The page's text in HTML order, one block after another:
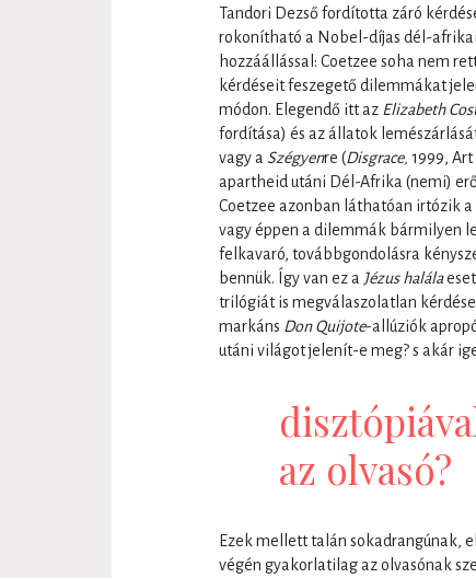
Tandori Dezső fordította záró
rokonítható a Nobel-díjas dél-
hozzáállással: Coetzee soha nem
kérdéseit feszegető dilemmákat
módon. Elegendő itt az Elizabeth
fordítása) és az állatok
vagy a Szégyenre (Disgrace, 1999,
apartheid utáni Dél-Afrika (nemi)
Coetzee azonban láthatóan irtózik
vagy éppen a dilemmák bármilyen
felkavaró, továbbgondolásra
bennük. Így van ez a Jézus halála
trilógiát is megválaszolatlan
markáns Don Quijote-allúziók
utáni világot jelenít-e meg? s akár
az olvasó?
Ezek mellett talán sokadrangúnak,
végén gyakorlatilag az olvasónak